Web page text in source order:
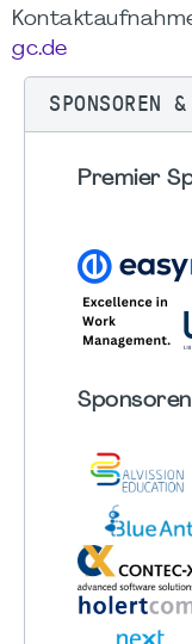
gc.de
SPONSOREN
Premier
Sponsoren